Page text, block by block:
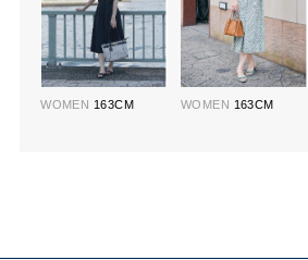
WOMEN 163CM WOMEN 163CM